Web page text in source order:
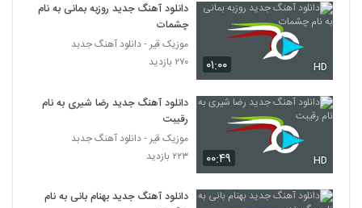
5231
۳۰۸ بازدید
حمید هیراد آهنگ خوشم میاد
۴۹۹ بازدید
موزیک زیبای یار از فرزاد قاسمی
5234
۲۲۳ بازدید
۰۱:۰۰ HD
دانلود آهنگ جدید روزبه بمانی به نام
چشمات
موزیک قیر - دانلود آهنگ جدبد
۲۷۰ بازدید
۰۰:۴۹ HD
دانلود آهنگ جدید رضا شیری به نام
رقیبت
موزیک قیر - دانلود آهنگ جدبد
۲۲۳ بازدید
دانلود آهنگ جدید بهنام بانی به نام